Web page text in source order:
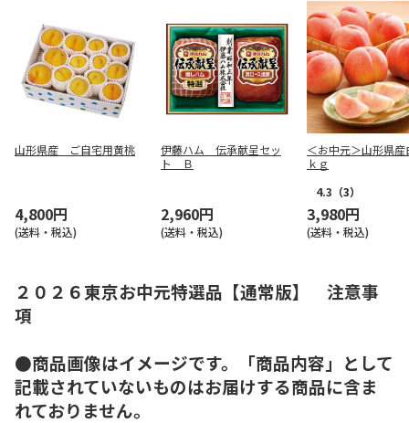
山形県産 ご自宅用黄桃
4,800円
(送料・税込)
伊藤ハム 伝承献呈セッ
ト Ｂ
2,960円
(送料・税込)
＜お中元＞山形県産
ｋｇ
4.3 （3）
3,980円
(送料・税込)
２０２６東京お中元特選品【通常版】 注意事
項
●商品画像はイメージです。「商品内容」として
記載されていないものはお届けする商品に含ま
れておりません。